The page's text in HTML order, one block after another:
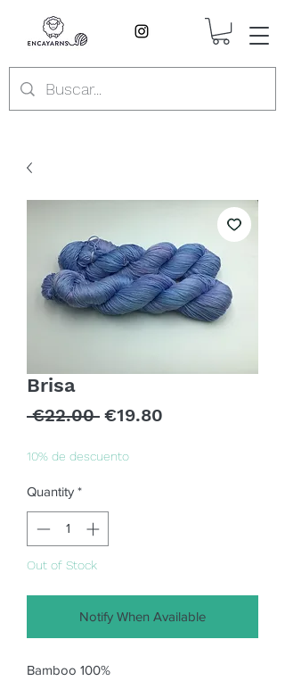
Brisa
€22.00 Regular
€19.80
10% de descuento
Quantity *
Out of Stock
Notify When Available
Bamboo 100%